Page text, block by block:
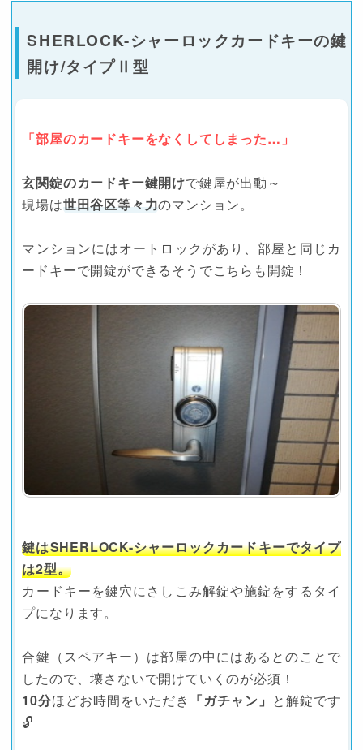
SHERLOCK-シャーロックカードキーの鍵
開け/タイプⅡ型
「部屋のカードキーをなくしてしまった…」
玄関錠のカードキー鍵開けで鍵屋が出動～
現場は世田谷区等々力のマンション。
マンションにはオートロックがあり、部屋と同じカ
ードキーで開錠ができるそうでこちらも開錠！
鍵はSHERLOCK-シャーロックカードキーでタイプ
は2型。
カードキーを鍵穴にさしこみ解錠や施錠をするタイ
プになります。
合鍵（スペアキー）は部屋の中にはあるとのことで
したので、壊さないで開けていくのが必須！
10分ほどお時間をいただき 「ガチャン」 と解錠です
🔓